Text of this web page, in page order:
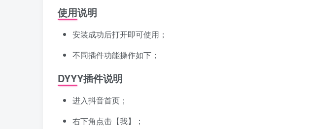
使用说明
安装成功后打开即可使用；
不同插件功能操作如下；
DYYY插件说明
进入抖音首页；
右下角点击【我】；